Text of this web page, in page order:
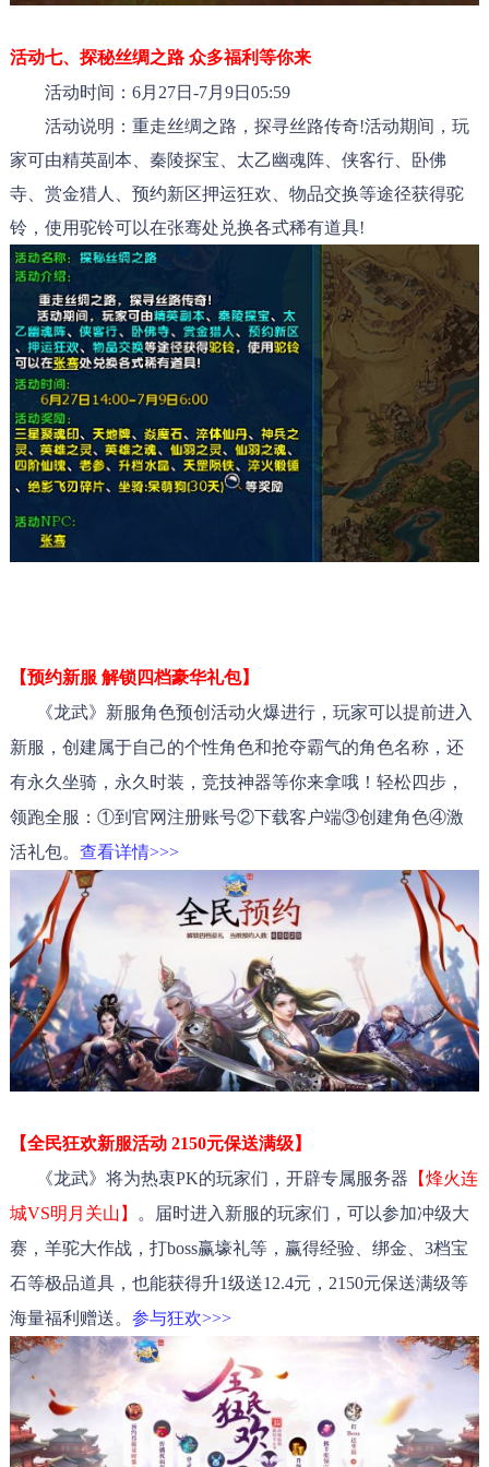
活动七、 探秘丝绸之路 众多福利等你来
活动时间：6月27日-7月9日05:59
活动说明：重走丝绸之路，探寻丝路传奇!活动期间，玩
家可由精英副本、秦陵探宝、太乙幽魂阵、侠客行、卧佛
寺、赏金猎人、预约新区押运狂欢、物品交换等途径获得驼
铃，使用驼铃可以在张骞处兑换各式稀有道具!
【预约新服 解锁四档豪华礼包】
《龙武》新服角色预创活动火爆进行，玩家可以提前进入
新服，创建属于自己的个性角色和抢夺霸气的角色名称，还
有永久坐骑，永久时装，竞技神器等你来拿哦！轻松四步，
领跑全服：①到官网注册账号②下载客户端③创建角色④激
活礼包。 查看详情>>>
【全民狂欢新服活动 2150元保送满级】
《龙武》将为热衷PK的玩家们，开辟专属服务器 【烽火连
城VS明月关山】
。届时进入新服的玩家们，可以参加冲级大
赛，羊驼大作战，打boss赢壕礼等，赢得经验、绑金、3档宝
石等极品道具，也能获得升1级送12.4元，2150元保送满级等
海量福利赠送。 参与狂欢>>>